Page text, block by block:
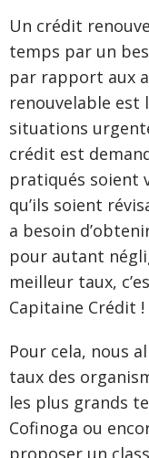
Un crédit
temps par un
par rapport aux
renouvelable est
situations
crédit est
pratiqués soient
qu’ils soient
a besoin
pour autant
meilleur taux,
Capitaine Crédit !
Pour cela, nous
taux des
les plus grands
Cofinoga ou
proposer un